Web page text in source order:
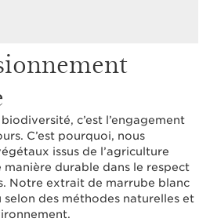
c’est l’engagement
C’est pourquoi, nous
issus de l’agriculture
durable dans le respect
Notre extrait de marrube blanc
des méthodes naturelles et